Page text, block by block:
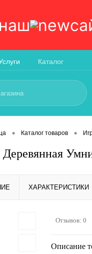
Каталог
• Каталог товаров •
ХАРАКТЕРИСТИКИ
Отзывов: 0
Описание